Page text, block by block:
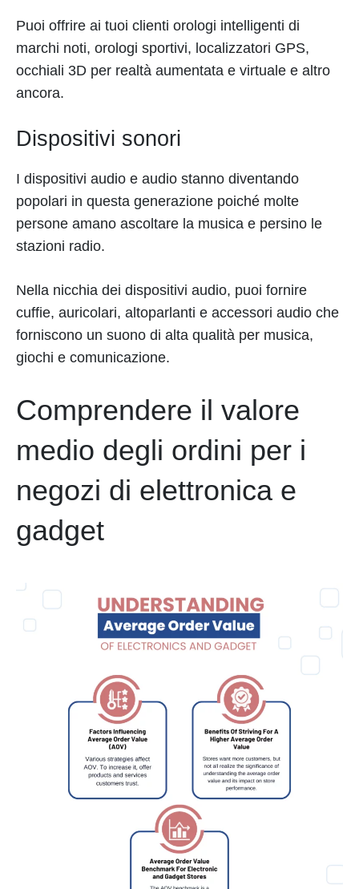
Puoi offrire ai tuoi clienti orologi intelligenti di
marchi noti, orologi sportivi, localizzatori GPS,
occhiali 3D per realtà aumentata e virtuale e altro
ancora.
Dispositivi sonori
I dispositivi audio e audio stanno diventando
popolari in questa generazione poiché molte
persone amano ascoltare la musica e persino le
stazioni radio.
Nella nicchia dei dispositivi audio, puoi fornire
cuffie, auricolari, altoparlanti e accessori audio che
forniscono un suono di alta qualità per musica,
giochi e comunicazione.
Comprendere il valore
medio degli ordini per i
negozi di elettronica e
gadget